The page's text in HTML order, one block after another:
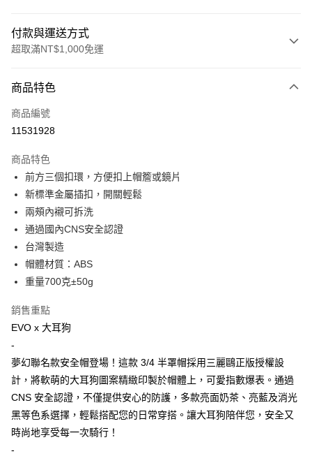
付款與運送方式
超取滿NT$1,000免運
信用卡一次付款
超商取貨付款
ATM付款
運送方式
全家取貨付款(安全帽一頂以上請選宅配)
每筆NT$60，滿NT$1,000(含以上)免運費
7-11取貨付款(安全帽一頂以上請選宅配)
商品特色
商品編號
11531928
商品特色
前方三個扣環，方便扣上帽簷或鏡片
新標準金屬插扣，開關輕鬆
兩頰內襯可拆洗
通過國內CNS安全認證
台灣製造
帽體材質：ABS
重量700克±50g
銷售重點
EVO x 大耳狗
-
夢幻聯名款安全帽登場！這款 3/4 半罩帽採用三麗鷗正版授權設
計，將軟萌的大耳狗圖案精緻印製於帽體上，可愛指數爆表。通過
CNS 安全認證，不僅提供安心的防護，多款亮面奶茶、亮藍及消光
黑等色系選擇，輕鬆搭配您的日常穿搭。讓大耳狗陪伴您，安全又
時尚地享受每一次騎行！
-